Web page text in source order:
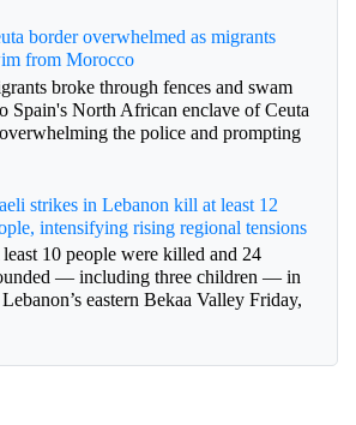
border overwhelmed as migrants
from Morocco
broke through fences and swam
Spain's North African enclave of Ceuta
the police and prompting
strikes in Lebanon kill at least 12
intensifying rising regional tensions
10 people were killed and 24
— including three children — in
eastern Bekaa Valley Friday,